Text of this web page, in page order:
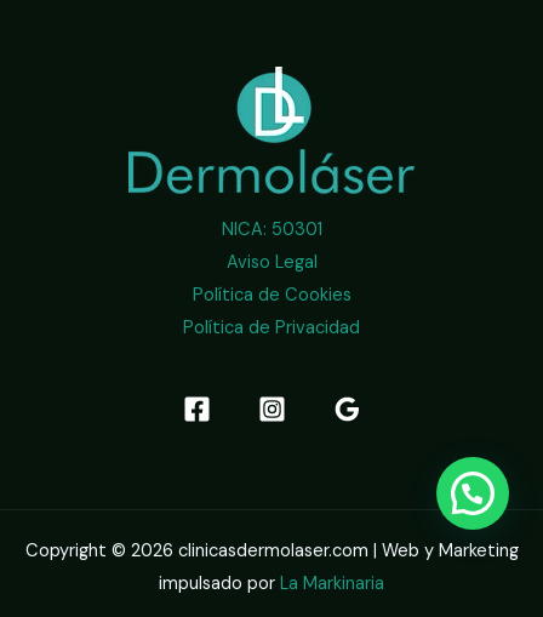
NICA: 50301
Aviso Legal
Política de Cookies
Política de Privacidad
Copyright © 2026 clinicasdermolaser.com | Web y Marketing
impulsado por La Markinaria